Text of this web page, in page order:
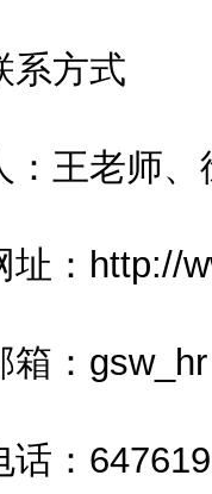
方式
王老师、
：http://
gsw_hr